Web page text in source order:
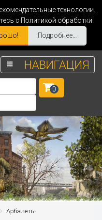
технологии.
с Политикой обработки
Подробнее...
НАВИГАЦИЯ
0
Арбалеты